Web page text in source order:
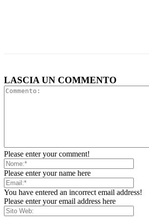
LASCIA UN COMMENTO
Please enter your comment!
Please enter your name here
You have entered an incorrect email address!
Please enter your email address here